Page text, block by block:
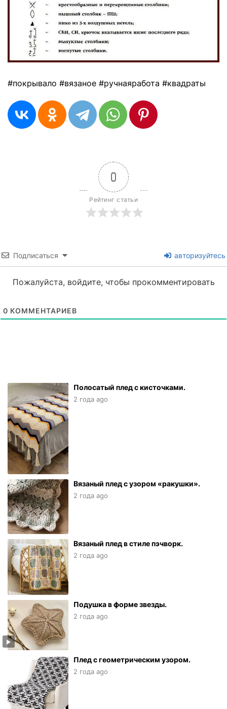
#покрывало #вязаное #ручнаяработа #квадраты
0
Рейтинг статьи
Подписаться авторизуйтесь
Пожалуйста, войдите, чтобы прокомментировать
0 КОММЕНТАРИЕВ
Полосатый плед с кисточками.
2 года ago
Вязаный плед с узором «ракушки».
2 года ago
Вязаный плед в стиле пэчворк.
2 года ago
Подушка в форме звезды.
2 года ago
Плед с геометрическим узором.
2 года ago